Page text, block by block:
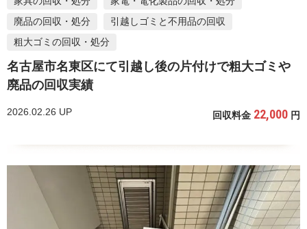
廃品の回収・処分
引越しゴミと不用品の回収
粗大ゴミの回収・処分
名古屋市名東区にて引越し後の片付けで粗大ゴミや
廃品の回収実績
2026.02.26 UP 回収料金 22,000 円